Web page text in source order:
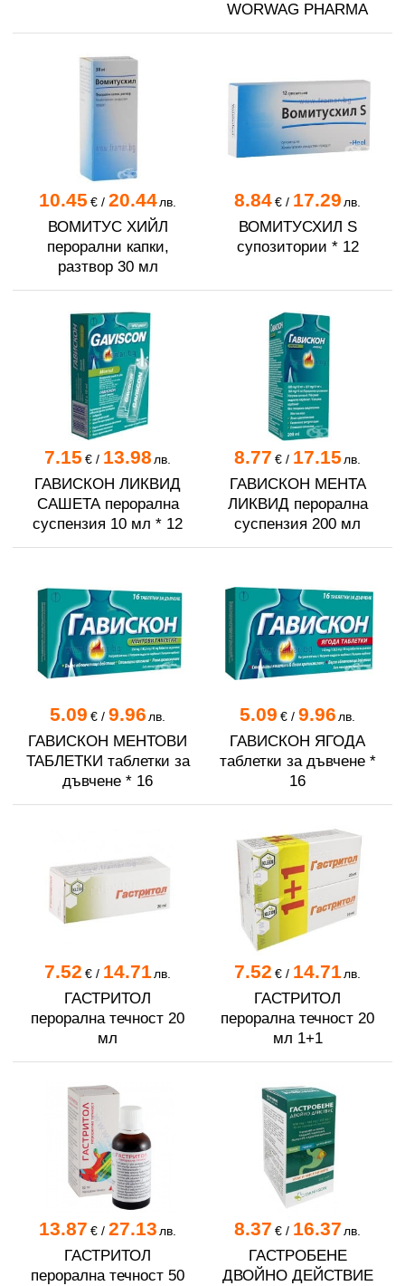
WORWAG PHARMA
10.45 €/ 20.44лв.
ВОМИТУС ХИЙЛ
перорални капки,
разтвор 30 мл
8.84 €/ 17.29 лв.
ВОМИТУСХИЛ S
супозитории * 12
7.15 €/ 13.98 лв.
ГАВИСКОН ЛИКВИД
САШЕТА перорална
суспензия 10 мл * 12
8.77 €/ 17.15 лв.
ГАВИСКОН МЕНТА
ЛИКВИД перорална
суспензия 200 мл
5.09 €/ 9.96 лв.
ГАВИСКОН МЕНТОВИ
ТАБЛЕТКИ таблетки за
дъвчене * 16
5.09 €/ 9.96 лв.
ГАВИСКОН ЯГОДА
таблетки за дъвчене *
16
7.52 €/ 14.71лв.
ГАСТРИТОЛ
перорална течност 20
мл
7.52 €/ 14.71лв.
ГАСТРИТОЛ
перорална течност 20
мл 1+1
13.87 €/ 27.13 лв.
ГАСТРИТОЛ
перорална течност 50
8.37 €/ 16.37 лв.
ГАСТРОБЕНЕ
ДВОЙНО ДЕЙСТВИЕ